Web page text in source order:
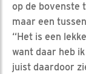
op de bovenste
maar een
“Het is een
want daar heb
juist daardoor